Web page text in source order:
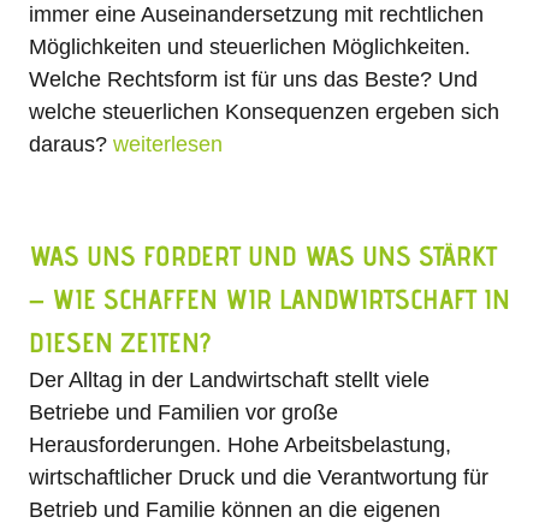
immer eine Auseinandersetzung mit rechtlichen
Möglichkeiten und steuerlichen Möglichkeiten.
Welche Rechtsform ist für uns das Beste? Und
welche steuerlichen Konsequenzen ergeben sich
daraus?weiterlesen
WAS UNS FORDERT UND WAS UNS STÄRKT
– WIE SCHAFFEN WIR LANDWIRTSCHAFT IN
DIESEN ZEITEN?
Der Alltag in der Landwirtschaft stellt viele
Betriebe und Familien vor große
Herausforderungen. Hohe Arbeitsbelastung,
wirtschaftlicher Druck und die Verantwortung für
Betrieb und Familie können an die eigenen